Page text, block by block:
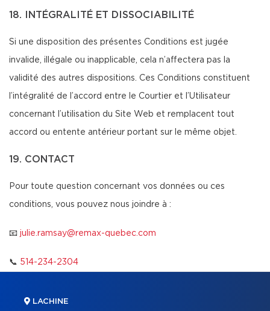
18. INTÉGRALITÉ ET DISSOCIABILITÉ
Si une disposition des présentes Conditions est jugée
invalide, illégale ou inapplicable, cela n’affectera pas la
validité des autres dispositions. Ces Conditions constituent
l’intégralité de l’accord entre le Courtier et l’Utilisateur
concernant l’utilisation du Site Web et remplacent tout
accord ou entente antérieur portant sur le même objet.
19. CONTACT
Pour toute question concernant vos données ou ces
conditions, vous pouvez nous joindre à :
📧 julie.ramsay@remax-quebec.com
📞 514-234-2304
LACHINE